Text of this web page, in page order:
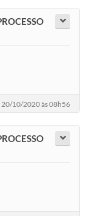
20/10/2020 às 08h56